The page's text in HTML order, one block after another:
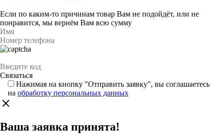
Если по каким-то причинам товар Вам не подойдёт, или не
понравится, мы вернём Вам всю сумму
Нажимая на кнопку "Отправить заявку", вы соглашаетесь
на обработку персональных данных
Ваша заявка принята!